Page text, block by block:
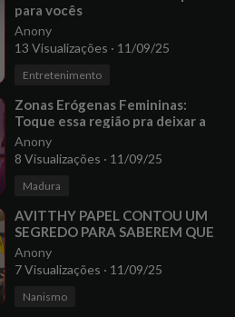
para vocês
Anony
13 Visualizações · 11/09/25
Entretenimento
⁣Zonas Erógenas Femininas:
Toque essa região pra deixar a
mulher loucaaaa
Anony
8 Visualizações · 11/09/25
Madura
⁣AVITTHY PAPEL CONTOU UM
SEGREDO PARA SABEREM QUE
**....
Anony
7 Visualizações · 11/09/25
Nanismo